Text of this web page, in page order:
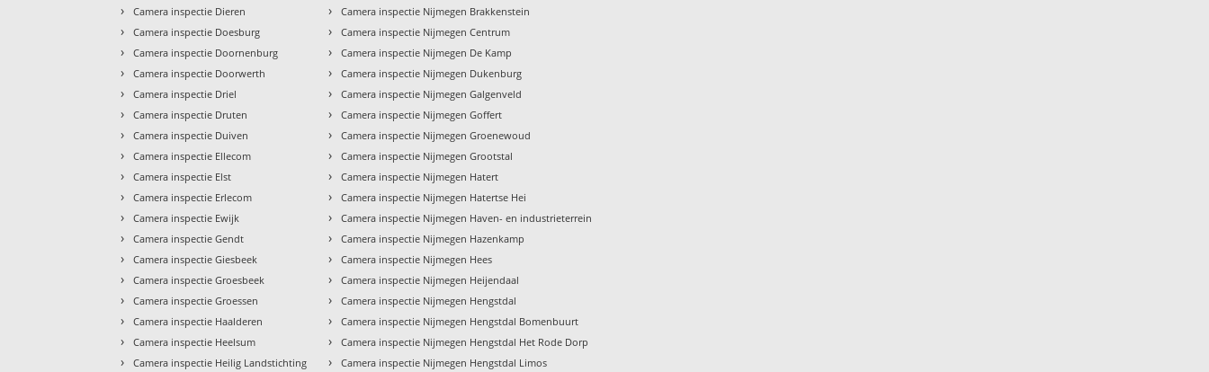
› Camera inspectie Dieren
› Camera inspectie Doesburg
› Camera inspectie Doornenburg
› Camera inspectie Doorwerth
› Camera inspectie Driel
› Camera inspectie Druten
› Camera inspectie Duiven
› Camera inspectie Ellecom
› Camera inspectie Elst
› Camera inspectie Erlecom
› Camera inspectie Ewijk
› Camera inspectie Gendt
› Camera inspectie Giesbeek
› Camera inspectie Groesbeek
› Camera inspectie Groessen
› Camera inspectie Haalderen
› Camera inspectie Heelsum
› Camera inspectie Heilig Landstichting
› Camera inspectie Nijmegen Brakkenstein
› Camera inspectie Nijmegen Centrum
› Camera inspectie Nijmegen De Kamp
› Camera inspectie Nijmegen Dukenburg
› Camera inspectie Nijmegen Galgenveld
› Camera inspectie Nijmegen Goffert
› Camera inspectie Nijmegen Groenewoud
› Camera inspectie Nijmegen Grootstal
› Camera inspectie Nijmegen Hatert
› Camera inspectie Nijmegen Hatertse Hei
› Camera inspectie Nijmegen Haven- en industrieterrein
› Camera inspectie Nijmegen Hazenkamp
› Camera inspectie Nijmegen Hees
› Camera inspectie Nijmegen Heijendaal
› Camera inspectie Nijmegen Hengstdal
› Camera inspectie Nijmegen Hengstdal Bomenbuurt
› Camera inspectie Nijmegen Hengstdal Het Rode Dorp
› Camera inspectie Nijmegen Hengstdal Limos